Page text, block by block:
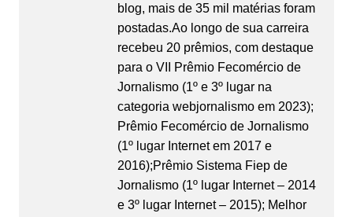
blog, mais de 35 mil matérias foram
postadas.Ao longo de sua carreira
recebeu 20 prêmios, com destaque
para o VII Prêmio Fecomércio de
Jornalismo (1º e 3º lugar na
categoria webjornalismo em 2023);
Prêmio Fecomércio de Jornalismo
(1º lugar Internet em 2017 e
2016);Prêmio Sistema Fiep de
Jornalismo (1º lugar Internet – 2014
e 3º lugar Internet – 2015); Melhor